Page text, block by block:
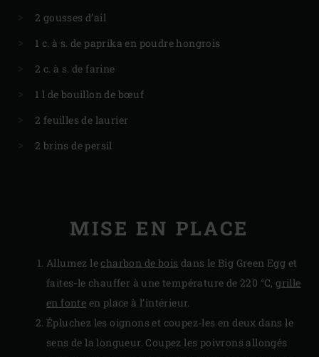
2 gousses d’ail
1 c. à s. de paprika en poudre hongrois
2 c. à s. de farine
1 l de bouillon de bœuf
2 feuilles de laurier
2 brins de persil
MISE EN PLACE
Allumez lecharbon de bois dans le Big Green Egg et
faites-le chauffer à une température de 220 °C,grille
en fonte en place à l’intérieur.
Épluchez les oignons et coupez-les en deux dans le
sens de la longueur. Coupez les poivrons allongés